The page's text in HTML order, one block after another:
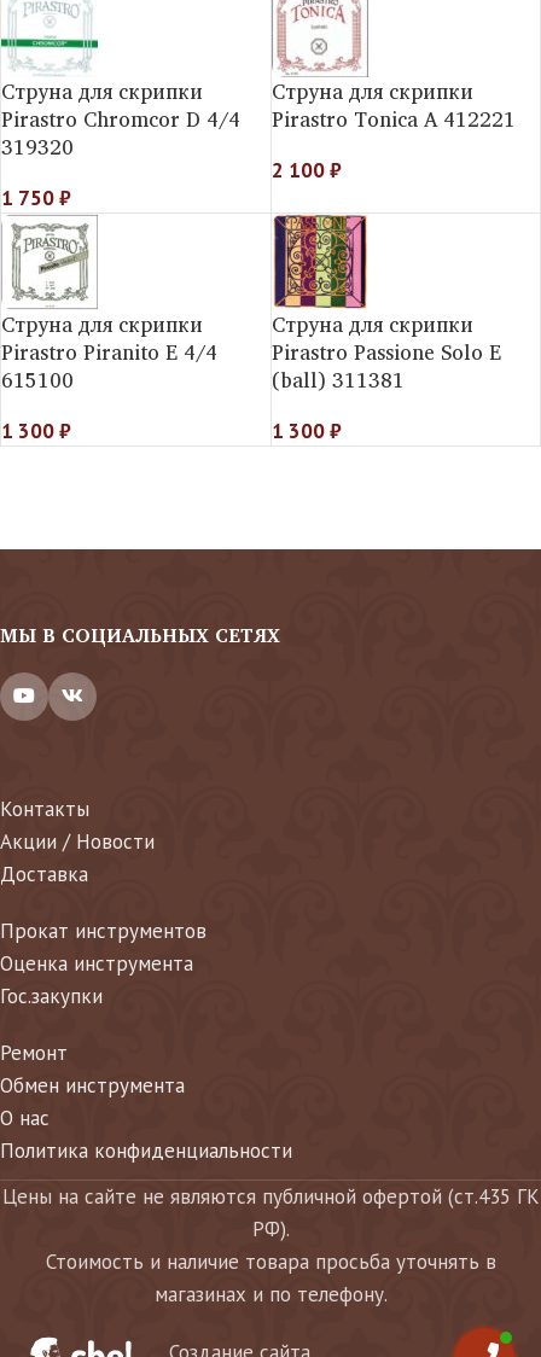
Струна для скрипки
Pirastro Chromcor D 4/4
319320
1 750₽
Струна для скрипки
Pirastro Tonica A 412221
2 100₽
Струна для скрипки
Pirastro Piranito E 4/4
615100
1 300₽
Струна для скрипки
Pirastro Passione Solo E
(ball) 311381
1 300₽
МЫ В СОЦИАЛЬНЫХ СЕТЯХ
Контакты
Акции / Новости
Доставка
Прокат инструментов
Оценка инструмента
Гос.закупки
Ремонт
Обмен инструмента
О нас
Политика конфиденциальности
Цены на сайте не являются публичной офертой (ст.435 ГК
РФ).
Стоимость и наличие товара просьба уточнять в
магазинах и по телефону.